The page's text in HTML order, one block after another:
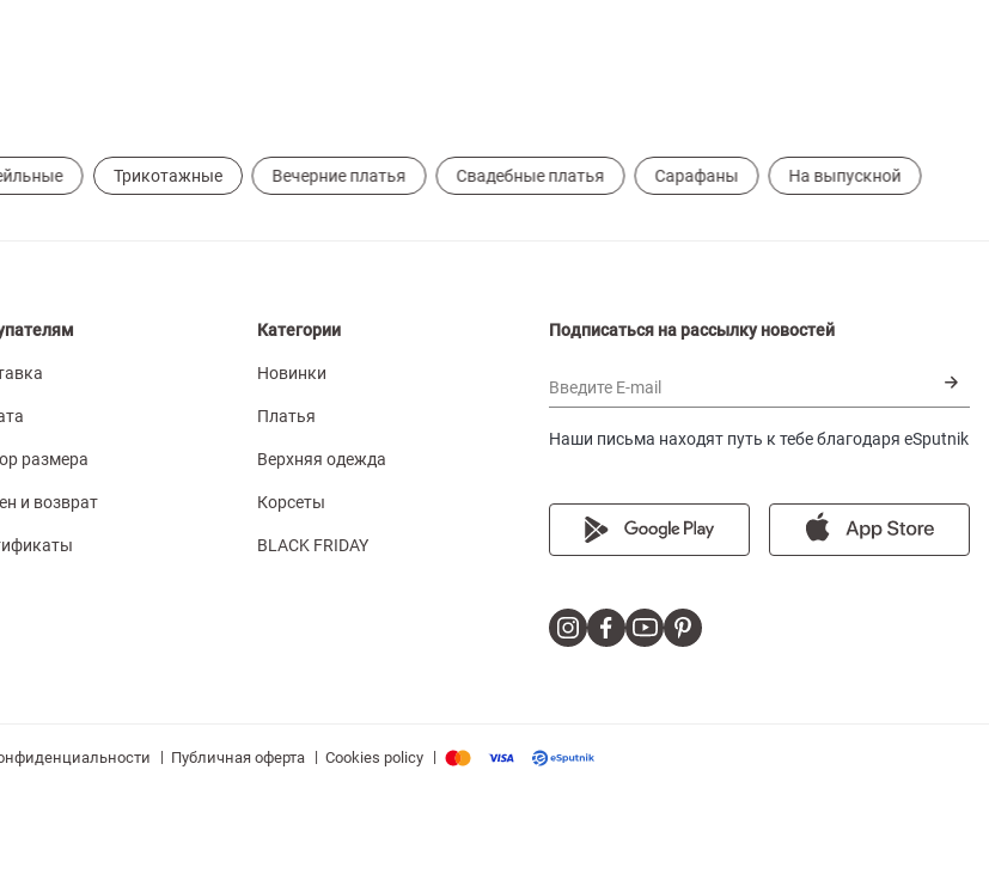
Трикотажные Вечерние платья Свадебные платья Сарафаны На выпускной
размера
и возврат
Категории
Новинки
Платья
Верхняя одежда
Корсеты
BLACK FRIDAY
Подписаться на рассылку новостей
Введите E-mail
Наши письма находят путь к тебе благодаря eSputnik
| Публичная оферта | Cookies policy |